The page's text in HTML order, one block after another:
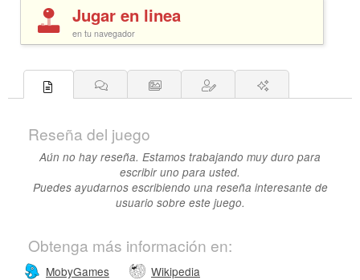
Jugar en linea
en tu navegador
Reseña del juego
Aún no hay reseña. Estamos trabajando muy duro para
escribir uno para usted.
Puedes ayudarnos escribiendo una reseña interesante de
usuario sobre este juego.
Obtenga más información en:
MobyGames Wikipedia